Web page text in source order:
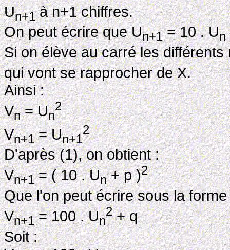
Un+1à n+1 chiffres.
On peut écrire que Un+1= 10 . Un
Si on élève au carré les différents
qui vont se rapprocher de X.
Ainsi :
Vn= Un
2
Vn+1= Un+1
2
D'après (1), on obtient :
Vn+1= ( 10 . Un+ p )2
Que l'on peut écrire sous la forme
Vn+1= 100 . Un
2+ q
Soit :